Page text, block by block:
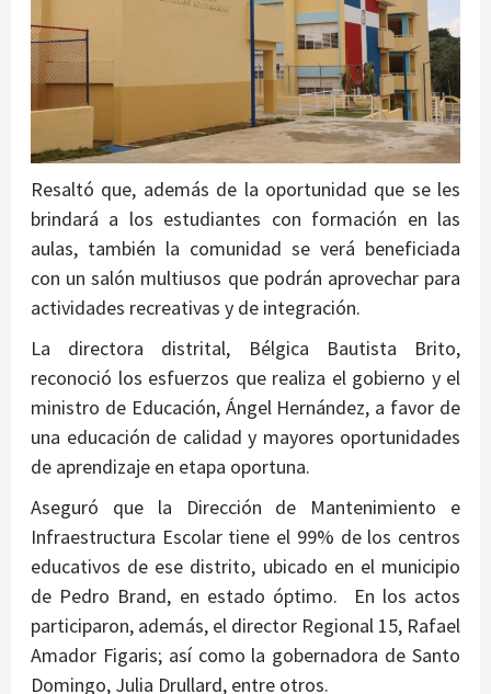
Resaltó que, además de la oportunidad que se les
brindará a los estudiantes con formación en las
aulas, también la comunidad se verá beneficiada
con un salón multiusos que podrán aprovechar para
actividades recreativas y de integración.
La directora distrital, Bélgica Bautista Brito,
reconoció los esfuerzos que realiza el gobierno y el
ministro de Educación, Ángel Hernández, a favor de
una educación de calidad y mayores oportunidades
de aprendizaje en etapa oportuna.
Aseguró que la Dirección de Mantenimiento e
Infraestructura Escolar tiene el 99% de los centros
educativos de ese distrito, ubicado en el municipio
de Pedro Brand, en estado óptimo. En los actos
participaron, además, el director Regional 15, Rafael
Amador Figaris; así como la gobernadora de Santo
Domingo, Julia Drullard, entre otros.